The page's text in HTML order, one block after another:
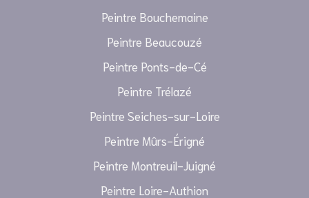
Peintre Bouchemaine
Peintre Beaucouzé
Peintre Ponts-de-Cé
Peintre Trélazé
Peintre Seiches-sur-Loire
Peintre Mûrs-Érigné
Peintre Montreuil-Juigné
Peintre Loire-Authion